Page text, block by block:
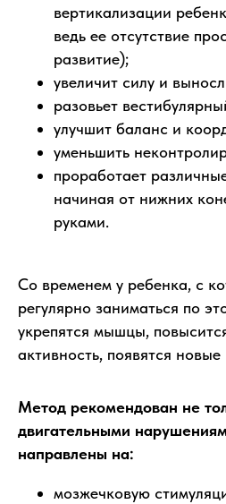
вертикализации
ведь ее отсутствие
развитие);
увеличит силу и
разовьет
улучшит баланс и
уменьшить
проработает
начиная от нижних
руками.
Со временем у ребенка, с
регулярно заниматься по
укрепятся мышцы,
активность, появятся
Метод рекомендован не
двигательными
направлены на:
мозжечковую